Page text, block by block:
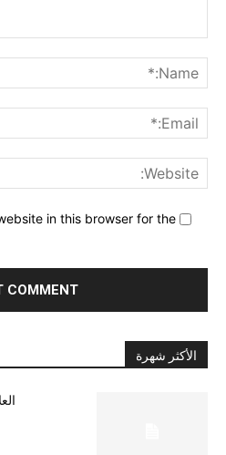
in this browser for the
الأكثر شهرة